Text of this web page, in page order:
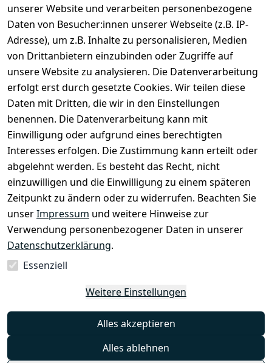
unserer Website und verarbeiten personenbezogene
Daten von Besucher:innen unserer Webseite (z.B. IP-
Adresse), um z.B. Inhalte zu personalisieren, Medien
von Drittanbietern einzubinden oder Zugriffe auf
unsere Website zu analysieren. Die Datenverarbeitung
erfolgt erst durch gesetzte Cookies. Wir teilen diese
Daten mit Dritten, die wir in den Einstellungen
benennen. Die Datenverarbeitung kann mit
Einwilligung oder aufgrund eines berechtigten
Interesses erfolgen. Die Zustimmung kann erteilt oder
abgelehnt werden. Es besteht das Recht, nicht
einzuwilligen und die Einwilligung zu einem späteren
Zeitpunkt zu ändern oder zu widerrufen. Beachten Sie
unserImpressum und weitere Hinweise zur
Verwendung personenbezogener Daten in unserer
Datenschutzerklärung.
Essenziell
Weitere Einstellungen
Alles akzeptieren
Alles ablehnen
Rechtliches
Impressum
Datenschutze
rklärung
Barrierefreihe
itserklärung
Widerrufsrec
ht
Services
Registrieren